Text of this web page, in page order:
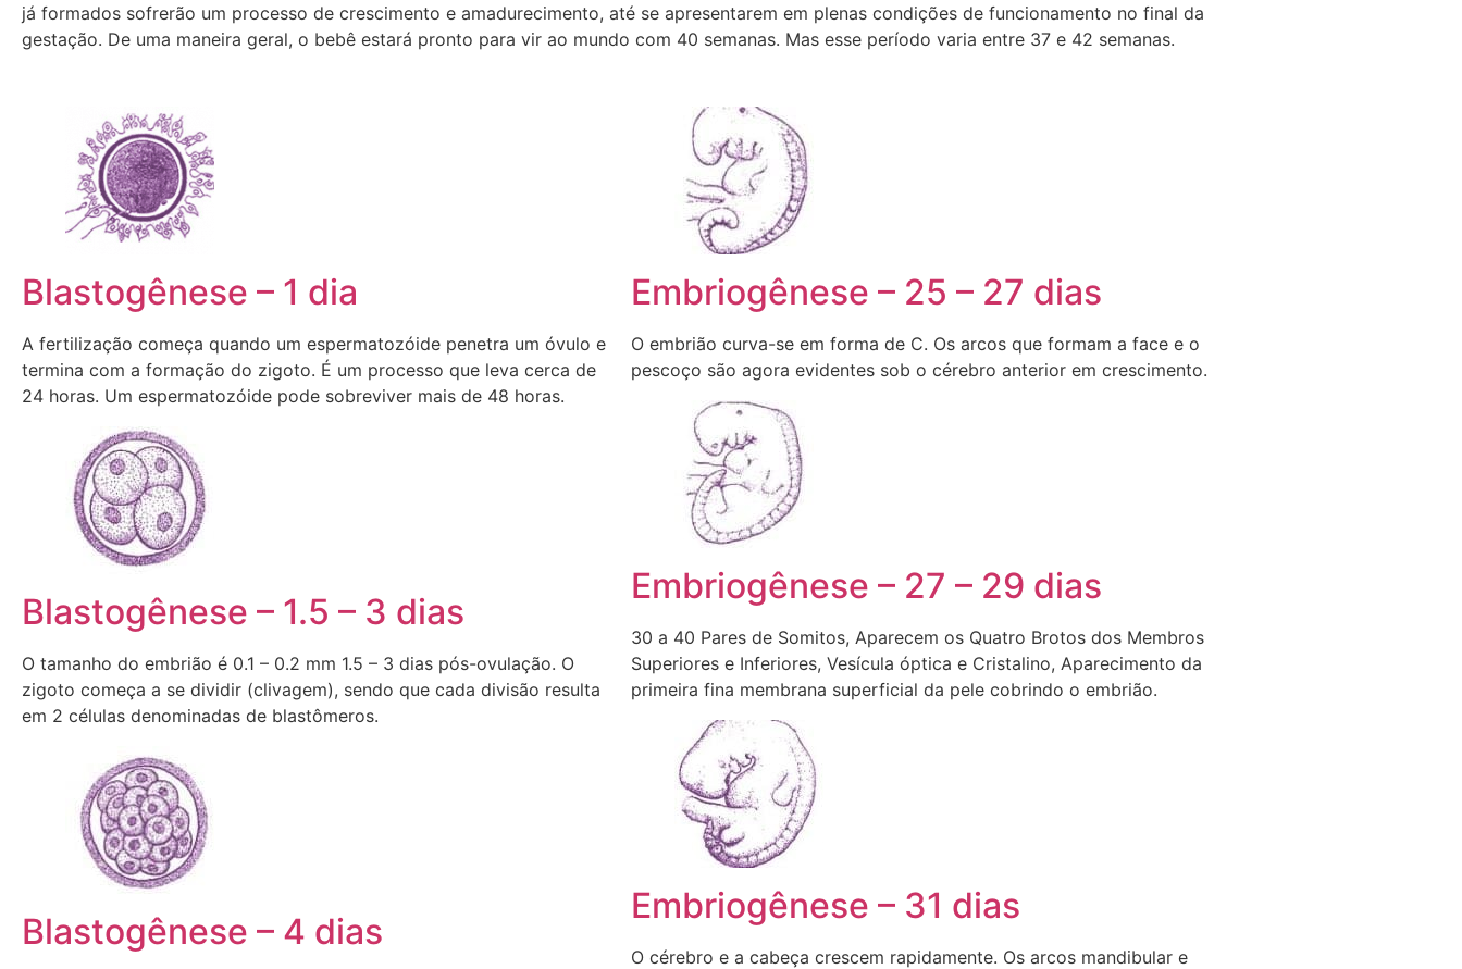
já formados sofrerão um processo de crescimento e amadurecimento, até se apresentarem em plenas condições de funcionamento no final da
gestação. De uma maneira geral, o bebê estará pronto para vir ao mundo com 40 semanas. Mas esse período varia entre 37 e 42 semanas.
Blastogênese – 1 dia
A fertilização começa quando um espermatozóide penetra um óvulo e
termina com a formação do zigoto. É um processo que leva cerca de
24 horas. Um espermatozóide pode sobreviver mais de 48 horas.
Blastogênese – 1.5 – 3 dias
O tamanho do embrião é 0.1 – 0.2 mm 1.5 – 3 dias pós-ovulação. O
zigoto começa a se dividir (clivagem), sendo que cada divisão resulta
em 2 células denominadas de blastômeros.
Blastogênese – 4 dias
Embriogênese – 25 – 27 dias
O embrião curva-se em forma de C. Os arcos que formam a face e o
pescoço são agora evidentes sob o cérebro anterior em crescimento.
Embriogênese – 27 – 29 dias
30 a 40 Pares de Somitos, Aparecem os Quatro Brotos dos Membros
Superiores e Inferiores, Vesícula óptica e Cristalino, Aparecimento da
primeira fina membrana superficial da pele cobrindo o embrião.
Embriogênese – 31 dias
O cérebro e a cabeça crescem rapidamente. Os arcos mandibular e